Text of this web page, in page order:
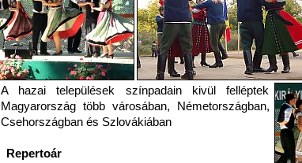
A hazai települések színpadain kivül felléptek
Magyarország több városában, Németországban,
Csehországban és Szlovákiában
Repertoár